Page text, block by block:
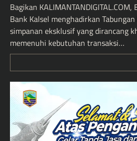
Bagikan
Bank Kalsel menghadirkan
simpanan eksklusif yang dirancang
memenuhi kebutuhan transaksi…